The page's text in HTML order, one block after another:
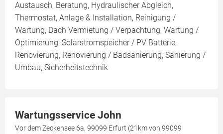
Austausch, Beratung, Hydraulischer Abgleich,
Thermostat, Anlage & Installation, Reinigung /
Wartung, Dach Vermietung / Verpachtung, Wartung /
Optimierung, Solarstromspeicher / PV Batterie,
Renovierung, Renovierung / Badsanierung, Sanierung /
Umbau, Sicherheitstechnik
Wartungsservice John
Vor dem Zeckensee 6a, 99099 Erfurt (21km von 99099